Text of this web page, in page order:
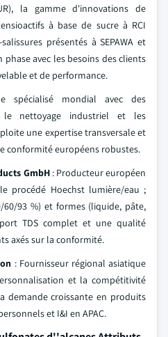
la gamme d'innovations de
à base de sucre à RCI
présentés à SEPAWA et
avec les besoins des clients
et de performance.
spécialisé mondial avec des
nettoyage industriel et les
une expertise transversale et
conformité européens robustes.
GmbH: Producteur européen
procédé Hoechst lumière/eau ;
93 %) et formes (liquide, pâte,
TDS complet et une qualité
axés sur la conformité.
: Fournisseur régional asiatique
et la compétitivité
demande croissante en produits
et I&I en APAC.